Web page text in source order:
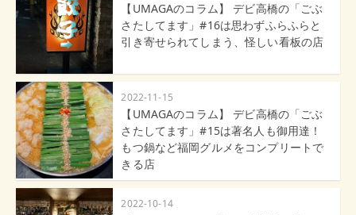
【UMAGAのコラム】 デビ高橋の「ごぶ
さたしてます」#16は思わずふらふらと
引き寄せられてしまう、怪しい看板の店
2022-11-15
【UMAGAのコラム】 デビ高橋の「ごぶ
さたしてます」#15は著名人も御用達！
もつ鍋など福岡グルメをコンプリートで
きる店
2022-10-14